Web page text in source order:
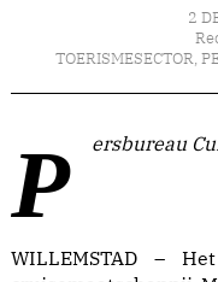
2
TOERISMESECTOR,
Persbureau
WILLEMSTAD –